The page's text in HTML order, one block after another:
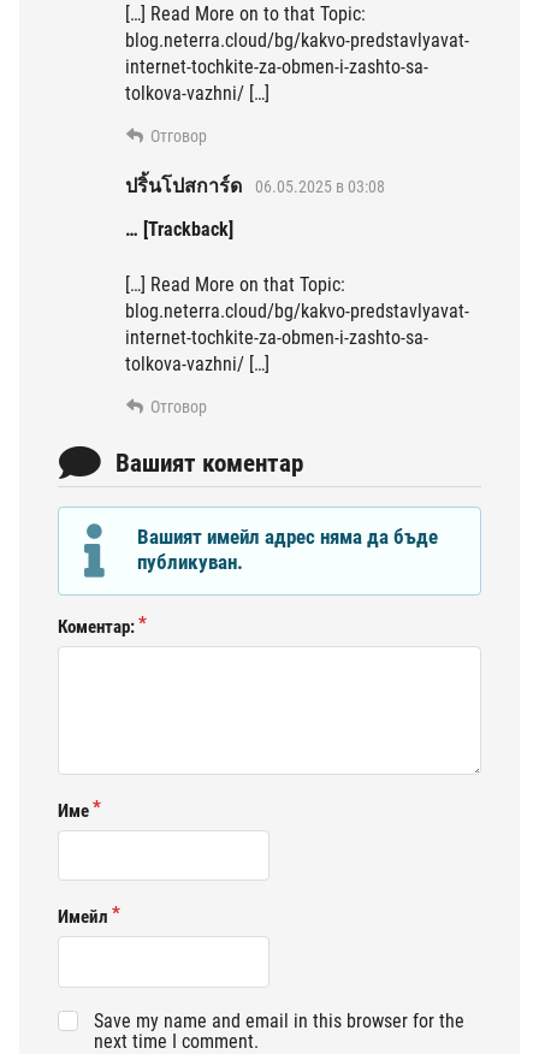
[…] Read More on to that Topic:
blog.neterra.cloud/bg/kakvo-predstavlyavat-
internet-tochkite-za-obmen-i-zashto-sa-
tolkova-vazhni/ […]
Отговор
ปริ้นโปสการ์ด 06.05.2025 в 03:08
… [Trackback]
[…] Read More on that Topic:
blog.neterra.cloud/bg/kakvo-predstavlyavat-
internet-tochkite-za-obmen-i-zashto-sa-
tolkova-vazhni/ […]
Отговор
Вашият коментар
Вашият имейл адрес няма да бъде
публикуван.
Коментар:
Име
Имейл
Save my name and email in this browser for the
next time I comment.